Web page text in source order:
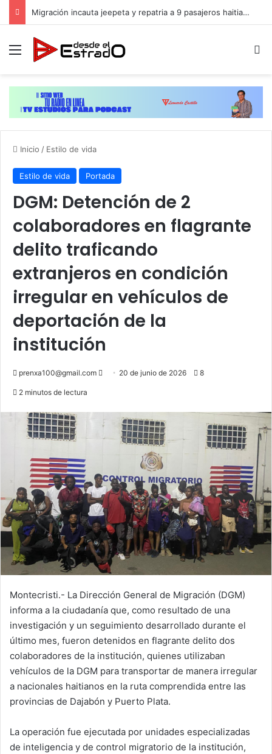
Migración incauta jeepeta y repatria a 9 pasajeros haitianos que transportaban en estatus irregular
Menú
Inicio / Estilo de vida
Estilo de vida Portada
DGM: Detención de 2
colaboradores en flagrante
delito traficando
extranjeros en condición
irregular en vehículos de
deportación de la
institución
prenxa100@gmail.com
Send 20 de junio de 2026 8
2 minutos de lectura
Montecristi.- La Dirección General de Migración (DGM)
informa a la ciudadanía que, como resultado de una
investigación y un seguimiento desarrollado durante el
último mes, fueron detenidos en flagrante delito dos
colaboradores de la institución, quienes utilizaban
vehículos de la DGM para transportar de manera irregular
a nacionales haitianos en la ruta comprendida entre las
provincias de Dajabón y Puerto Plata.
La operación fue ejecutada por unidades especializadas
de inteligencia y de control migratorio de la institución,